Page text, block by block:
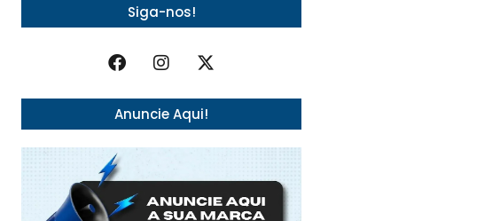
Siga-nos!
Anuncie Aqui!